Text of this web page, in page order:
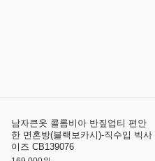
남자큰옷 콜롬비아 반짚업티 편안
한 면혼방(블랙보카시)-직수입 빅사
이즈 CB139076